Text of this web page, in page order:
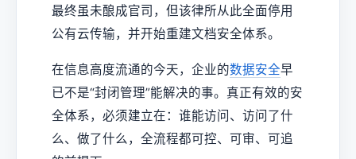
最终虽未酿成官司，但该律所从此全面停用
公有云传输，并开始重建文档安全体系。
在信息高度流通的今天，企业的数据安全早
已不是“封闭管理”能解决的事。真正有效的安
全体系，必须建立在：谁能访问、访问了什
么、做了什么，全流程都可控、可审、可追